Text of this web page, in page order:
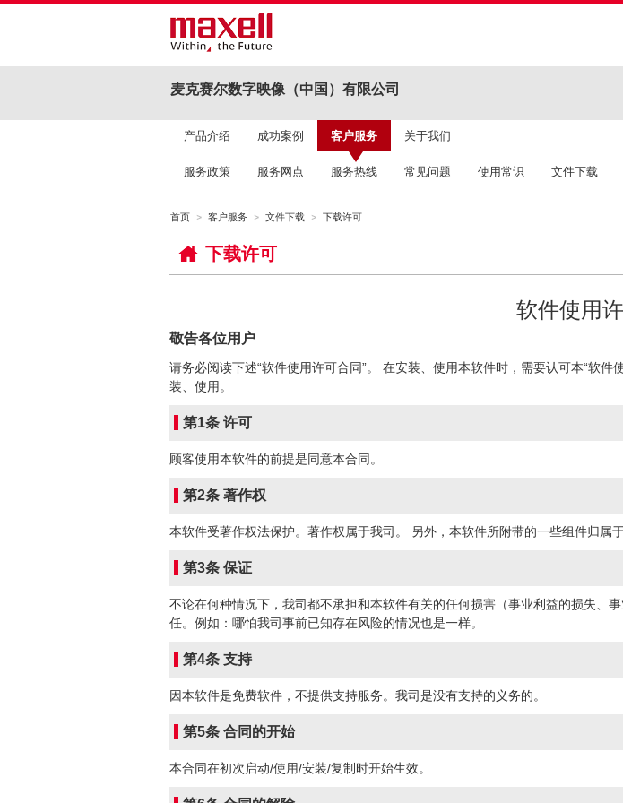
麦克赛尔数字映像（中国）有限公司
产品介绍 成功案例 客户服务 关于我们
服务政策 服务网点 服务热线 常见问题 使用常识 文件下载
首页 客户服务 文件下载 下载许可
下载许可
软件使用
敬告各位用户
请务必阅读下述“软件使用许可合同”。 在安装、使用本软件时，需要认可本“软
装、使用。
第1条 许可
顾客使用本软件的前提是同意本合同。
第2条 著作权
本软件受著作权法保护。著作权属于我司。 另外，本软件所附带的一些组件归属于
第3条 保证
不论在何种情况下，我司都不承担和本软件有关的任何损害（事业利益的损失、
任。例如：哪怕我司事前已知存在风险的情况也是一样。
第4条 支持
因本软件是免费软件，不提供支持服务。我司是没有支持的义务的。
第5条 合同的开始
本合同在初次启动/使用/安装/复制时开始生效。